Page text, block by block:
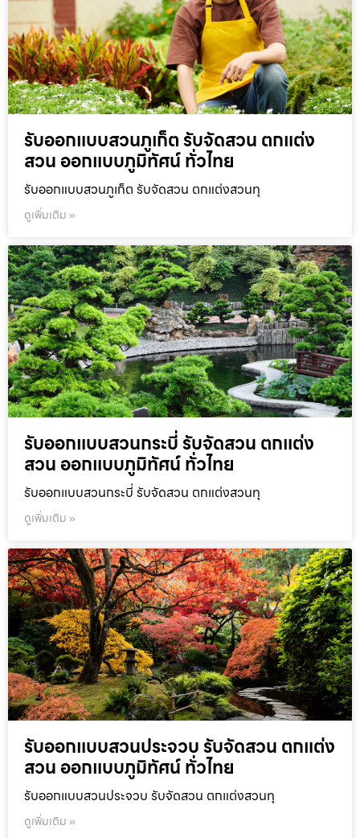
รับออกแบบสวนภูเก็ต รับจัดสวน ตกแต่ง
สวน ออกแบบภูมิทัศน์ ทั่วไทย
รับออกแบบสวนภูเก็ต รับจัดสวน ตกแต่งสวนทุ
ดูเพิ่มเติม »
รับออกแบบสวนกระบี่ รับจัดสวน ตกแต่ง
สวน ออกแบบภูมิทัศน์ ทั่วไทย
รับออกแบบสวนกระบี่ รับจัดสวน ตกแต่งสวนทุ
ดูเพิ่มเติม »
รับออกแบบสวนประจวบ รับจัดสวน ตกแต่ง
สวน ออกแบบภูมิทัศน์ ทั่วไทย
รับออกแบบสวนประจวบ รับจัดสวน ตกแต่งสวนทุ
ดูเพิ่มเติม »